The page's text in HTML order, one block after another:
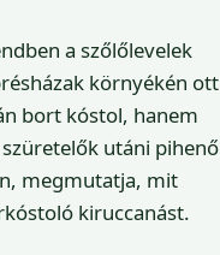
a szőlőlevelek
környékén ott
bort kóstol, hanem
utáni pihenő
megmutatja, mit
kiruccanást.